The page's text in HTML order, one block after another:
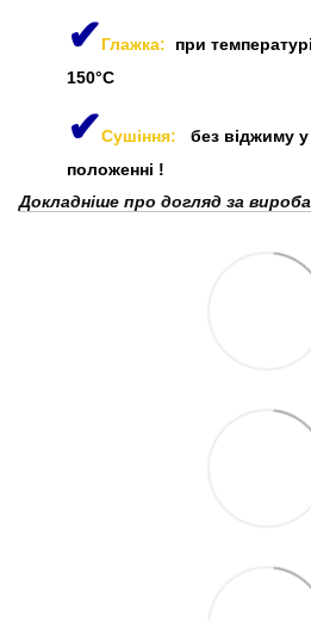
✔Глажка: при
150°C
✔Сушіння:
без віджиму
положенні !
Докладніше про догляд за